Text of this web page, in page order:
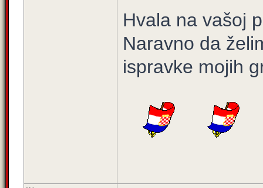
Hvala na vašoj
Naravno da
ispravke mojih